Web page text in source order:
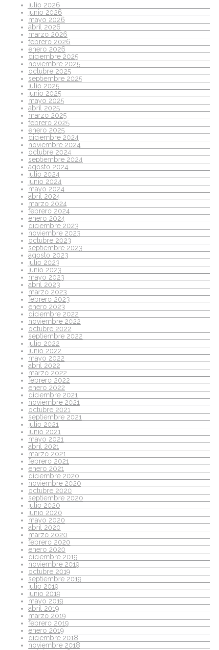
julio 2026
junio 2026
mayo 2026
abril 2026
marzo 2026
febrero 2026
enero 2026
diciembre 2025
noviembre 2025
octubre 2025
septiembre 2025
julio 2025
junio 2025
mayo 2025
abril 2025
marzo 2025
febrero 2025
enero 2025
diciembre 2024
noviembre 2024
octubre 2024
septiembre 2024
agosto 2024
julio 2024
junio 2024
mayo 2024
abril 2024
marzo 2024
febrero 2024
enero 2024
diciembre 2023
noviembre 2023
octubre 2023
septiembre 2023
agosto 2023
julio 2023
junio 2023
mayo 2023
abril 2023
marzo 2023
febrero 2023
enero 2023
diciembre 2022
noviembre 2022
octubre 2022
septiembre 2022
julio 2022
junio 2022
mayo 2022
abril 2022
marzo 2022
febrero 2022
enero 2022
diciembre 2021
noviembre 2021
octubre 2021
septiembre 2021
julio 2021
junio 2021
mayo 2021
abril 2021
marzo 2021
febrero 2021
enero 2021
diciembre 2020
noviembre 2020
octubre 2020
septiembre 2020
julio 2020
junio 2020
mayo 2020
abril 2020
marzo 2020
febrero 2020
enero 2020
diciembre 2019
noviembre 2019
octubre 2019
septiembre 2019
julio 2019
junio 2019
mayo 2019
abril 2019
marzo 2019
febrero 2019
enero 2019
diciembre 2018
noviembre 2018